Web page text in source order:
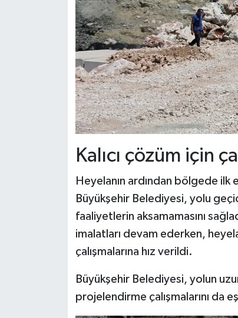
Kalıcı çözüm için
Heyelanın ardından bölgede
Büyükşehir Belediyesi, yolu
faaliyetlerin aksamamasını
imalatları devam ederken,
çalışmalarına hız verildi.
Büyükşehir Belediyesi, yolun
projelendirme çalışmalarını da